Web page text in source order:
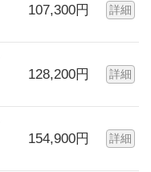
107,300円 詳細
128,200円 詳細
154,900円 詳細